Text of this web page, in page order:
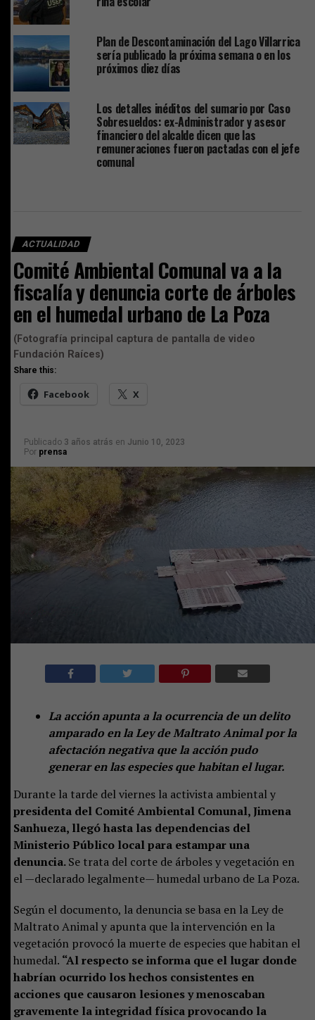
Plan de Descontaminación del Lago Villarrica
sería publicado la próxima semana o en los
próximos diez días
Los detalles inéditos del sumario por Caso
Sobresueldos: ex-Administrador y asesor
financiero del alcalde dicen que las
remuneraciones fueron pactadas con el jefe
comunal
ACTUALIDAD
Comité Ambiental Comunal va a la
fiscalía y denuncia corte de árboles
en el humedal urbano de La Poza
(Fotografía principal captura de pantalla de video
Fundación Raíces)
Share this:
Facebook X
Publicado 3 años atrás en Junio 10, 2023
Por prensa
La acción apunta a la ocurrencia de un delito
amparado en la Ley de Maltrato Animal por la
afectación negativa que la acción pudo
generar en las especies que habitan el lugar.
Durante la tarde del viernes la activista ambiental y
presidenta del Comité Ambiental Comunal, Jimena
Sanhueza, llegó hasta las dependencias del
Ministerio Público local para estampar una
denuncia.Se trata del corte de árboles y vegetación en
el —declarado legalmente— humedal urbano de La Poza.
Según el documento, la denuncia se basa en la Ley de
Maltrato Animal y apunta que la intervención en la
vegetación provocó la muerte de especies que habitan el
humedal. “Al respecto se informa que el lugar donde
habrían ocurrido los hechos consistentes en
acciones que causaron lesiones y menoscaban
gravemente la integridad física provocando la